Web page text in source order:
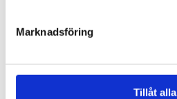
Marknadsföring
Tillåt alla
Lovande
så nyttigt är